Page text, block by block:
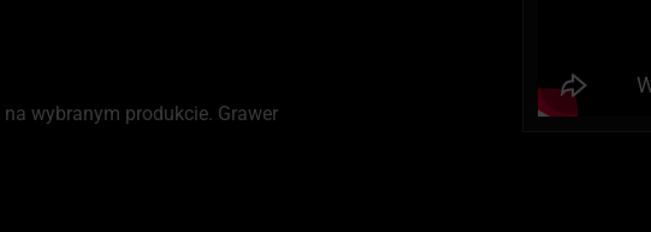
wybranym produkcie. Grawer